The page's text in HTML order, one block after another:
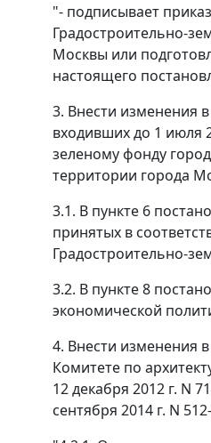
"- подписывает
Градостроительно-
Москвы или
настоящего
3. Внести изменения
входивших до 1 июля
зеленому фонду
территории города
3.1. В пункте 6
принятых в
Градостроительно-
3.2. В пункте 8
экономической
4. Внести изменения
Комитете по
12 декабря 2012 г. N
сентября 2014 г. N